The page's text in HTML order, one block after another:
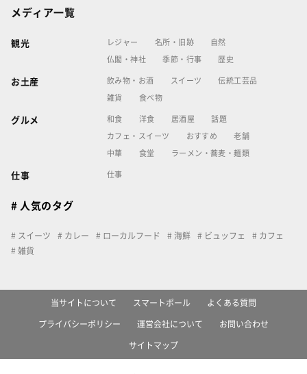
メディア一覧
観光 レジャー 名所・旧跡 自然
仏閣・神社 季節・行事 歴史
お土産 飲み物・お酒 スイーツ 伝統工芸品
雑貨 食べ物
グルメ 和食 洋食 居酒屋 話題
カフェ・スイーツ おすすめ 老舗
中華 食堂 ラーメン・蕎麦・麺類
仕事 仕事
# 人気のタグ
スイーツ カレー ローカルフード 海鮮 ビュッフェ
カフェ
雑貨
当サイトについて スマートポール よくある質問
プライバシーポリシー 運営会社について お問い合わせ
サイトマップ